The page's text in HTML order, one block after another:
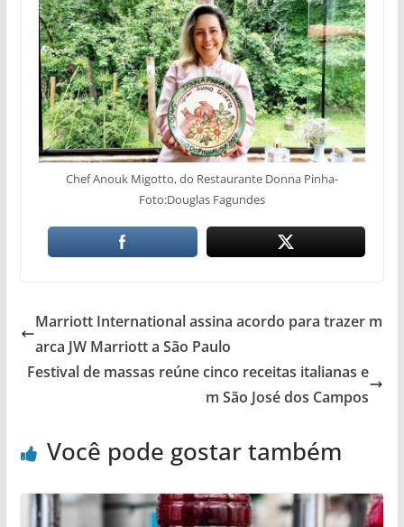
Chef Anouk Migotto, do Restaurante Donna Pinha-
Foto:Douglas Fagundes
Marriott International assina acordo para trazer m
arca JW Marriott a São Paulo
Festival de massas reúne cinco receitas italianas e
m São José dos Campos
Você pode gostar também